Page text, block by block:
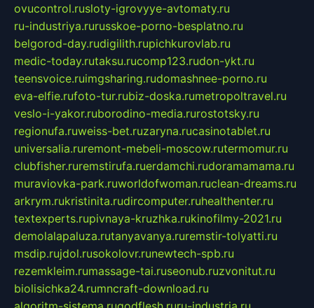
ovucontrol.rusloty-igrovyye-avtomaty.ru
ru-industriya.rurusskoe-porno-besplatno.ru
belgorod-day.rudigilith.rupichkurovlab.ru
medic-today.rutaksu.rucomp123.rudon-ykt.ru
teensvoice.ruimgsharing.rudomashnee-porno.ru
eva-elfie.rufoto-tur.rubiz-doska.rumetropoltravel.ru
veslo-i-yakor.ruborodino-media.rurostotsky.ru
regionufa.ruweiss-bet.ruzaryna.rucasinotablet.ru
universalia.ruremont-mebeli-moscow.rutermomur.ru
clubfisher.ruremstirufa.ruerdamchi.rudoramamama.ru
muraviovka-park.ruworldofwoman.ruclean-dreams.ru
arkrym.rukristinita.rudircomputer.ruhealthenter.ru
textexperts.rupivnaya-kruzhka.rukinofilmy-2021.ru
demolalapaluza.rutanyavanya.ruremstir-tolyatti.ru
msdip.rujdol.rusokolovr.runewtech-spb.ru
rezemkleim.rumassage-tai.ruseonub.ruzvonitut.ru
biolisichka24.rumncraft-download.ru